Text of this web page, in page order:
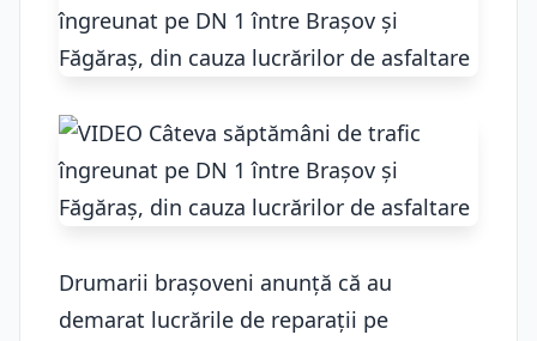
Drumarii brașoveni anunță că au
demarat lucrările de reparații pe